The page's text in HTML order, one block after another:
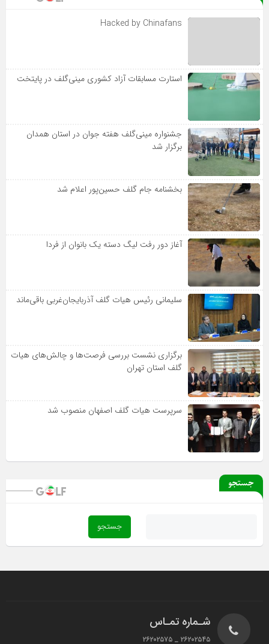
Hacked by Chinafans
استارت مسابقات آزاد کشوری مینی‌گلف در پایتخت
جشنواره مینی‌گلف هفته جوان در استان همدان
برگزار شد
بخشنامه جام گلف حسین‌پور اعلام شد
آغاز دور رفت لیگ دسته یک بانوان از فردا
سلیمانی رئیس هیات گلف آذربایجان‌غربی باقی‌ماند
برگزاری نشست بررسی فرصت‌ها و چالش‌های هیات
گلف استان تهران
سرپرست هیات گلف اصفهان منصوب شد
جستجو
شـماره تمـاس
۲۶۲۰۲۵۴۵ _ ۲۶۲۰۲۵۷۵